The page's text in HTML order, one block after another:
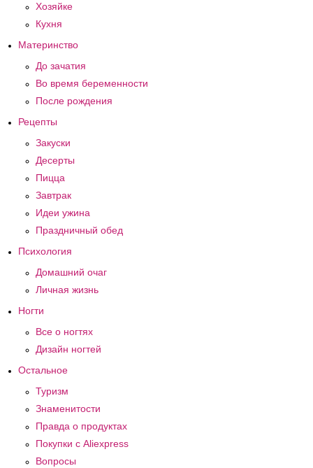
Хозяйке
Кухня
Материнство
До зачатия
Во время беременности
После рождения
Рецепты
Закуски
Десерты
Пицца
Завтрак
Идеи ужина
Праздничный обед
Психология
Домашний очаг
Личная жизнь
Ногти
Все о ногтях
Дизайн ногтей
Остальное
Туризм
Знаменитости
Правда о продуктах
Покупки с Aliexpress
Вопросы